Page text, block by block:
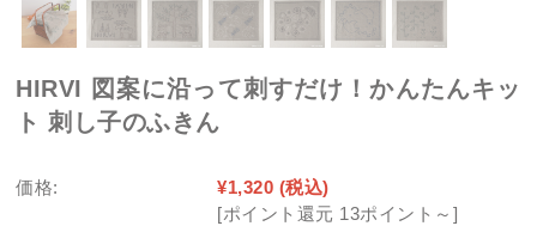
HIRVI 図案に沿って刺すだけ！かんたんキッ
ト 刺し子のふきん
価格: ¥1,320 (税込)
[ポイント還元 13ポイント～]